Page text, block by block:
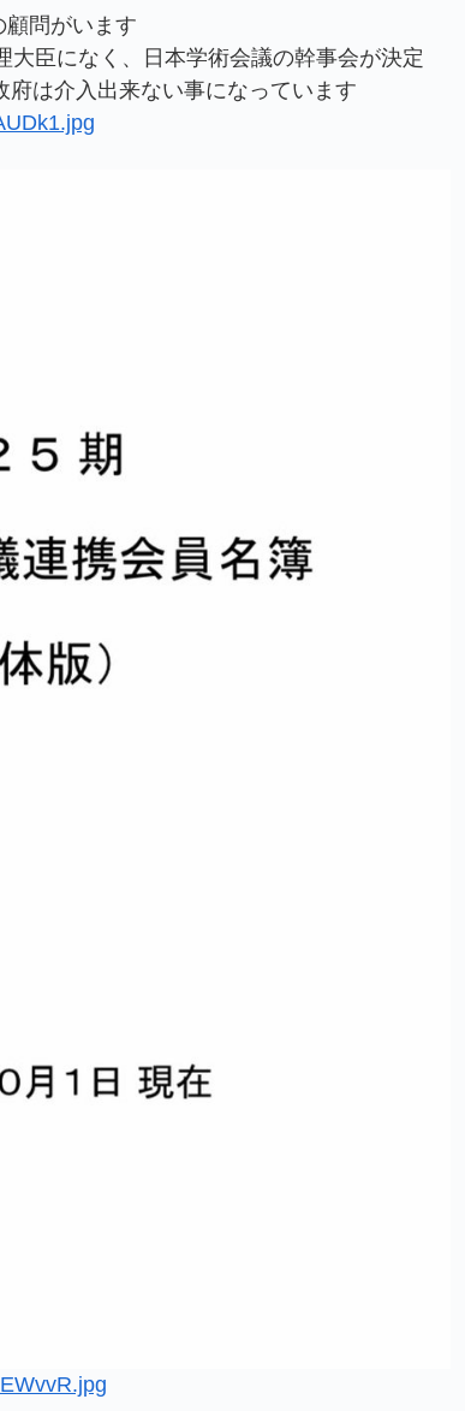
問がいます
臣になく、日本学術会議の幹事会が決定
は介入出来ない事になっています